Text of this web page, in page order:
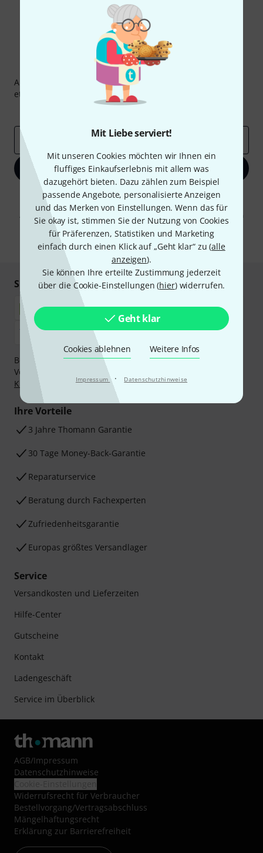
Mit Liebe serviert!
Mit unseren Cookies möchten wir Ihnen ein
fluffiges Einkaufserlebnis mit allem was
dazugehört bieten. Dazu zählen zum Beispiel
passende Angebote, personalisierte Anzeigen
und das Merken von Einstellungen. Wenn das für
Sie okay ist, stimmen Sie der Nutzung von Cookies
für Präferenzen, Statistiken und Marketing
einfach durch einen Klick auf „Geht klar“ zu (alle
anzeigen).
Sie können Ihre erteilte Zustimmung jederzeit
über die Cookie-Einstellungen (hier) widerrufen.
Geht klar
Cookies ablehnen Weitere Infos
Impressum · Datenschutzhinweise
Thomann Newsletter
Abonniere den Thomann Newsletter und gewinne mit
etwas Glück einen von
50 Gutscheinen
E-Mail-Adresse
Jetzt anmelden
Mit Klick auf „Jetzt anmelden“ stimmen Sie dem Erhalt von E-Mail-
Werbung und einer Messung des E-Mail-Nutzungsverhaltens zu. Die
Abmeldung ist jederzeit möglich. Weitere Informationen finden Sie in
unserenDatenschutzhinweisen
* Pflichtfeld
Sicher einkaufen & bezahlen
Bezahlen Sie vertraulich und sicher per Nachnahme,
Vorkasse, PayPal, Amazon Pay,
Klarna Ratenzahlungoder Kreditkarte.
Ihre Vorteile
3 Jahre Thomann Garantie
30 Tage Money-Back-Garantie
Reparaturservice
Beratung durch Fachexperten
Zufriedenheitsgarantie
Europas größtes Versandlager
Service
Versandkosten und Lieferzeiten
Hilfe-Center
Gutscheine
Kontakt
Ladengeschäft
Service im Überblick
AGB/Impressum
Datenschutzhinweise
Widerrufsrecht für Verbraucher
Bestellvorgang/Vertragsabschluss
Mängelhaftungsrecht
Erklärung zur Barrierefreiheit